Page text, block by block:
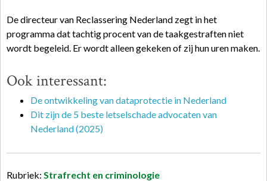
De directeur van Reclassering Nederland zegt in het
programma dat tachtig procent van de taakgestraften niet
wordt begeleid. Er wordt alleen gekeken of zij hun uren maken.
Ook interessant:
De ontwikkeling van dataprotectie in Nederland
Dit zijn de 5 beste letselschade advocaten van
Nederland (2025)
Rubriek: Strafrecht en criminologie